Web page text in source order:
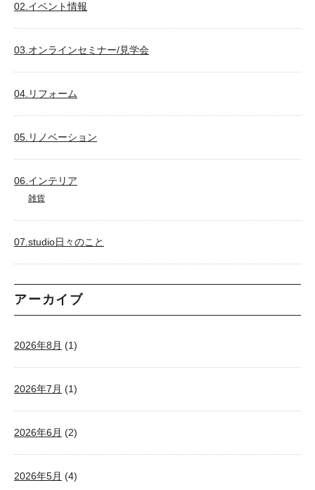
02.イベント情報
03.オンラインセミナー/見学会
04.リフォーム
05.リノベーション
06.インテリア
雑貨
07.studio日々のこと
アーカイブ
2026年8月 (1)
2026年7月 (1)
2026年6月 (2)
2026年5月 (4)